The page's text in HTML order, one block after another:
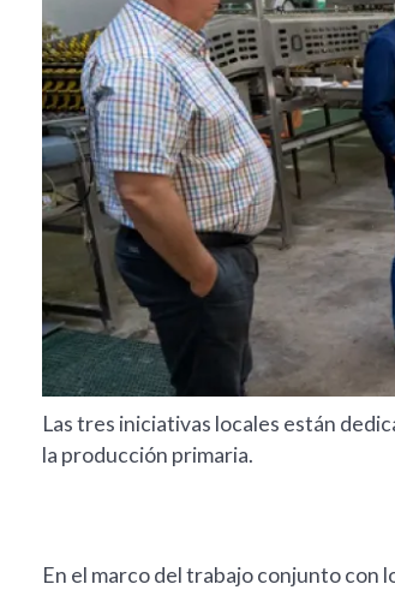
Las tres iniciativas locales están
la producción primaria.
En el marco del trabajo conjunto